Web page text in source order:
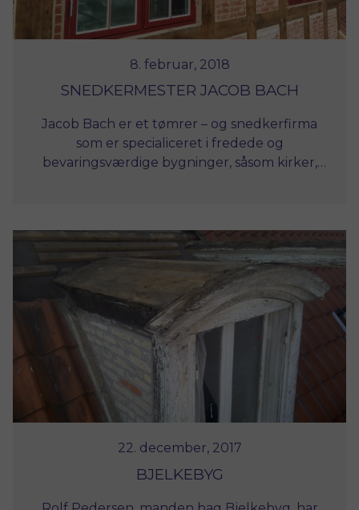
8. februar, 2018
SNEDKERMESTER JACOB BACH
Jacob Bach er et tømrer – og snedkerfirma
som er specialiceret i fredede og
bevaringsværdige bygninger, såsom kirker,
22. december, 2017
BJELKEBYG